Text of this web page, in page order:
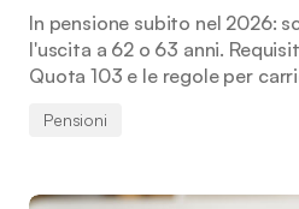
In pensione subito nel 2026:
l'uscita a 62 o 63 anni.
Quota 103 e le regole per
Pensioni